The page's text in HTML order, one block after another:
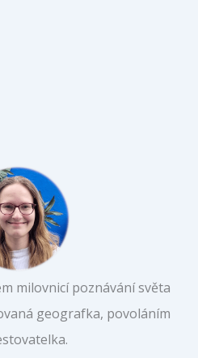
milovnicí poznávání světa
geografka, povoláním